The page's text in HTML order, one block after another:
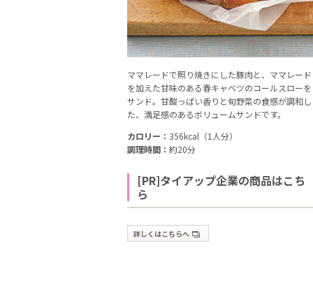
ママレードで照り焼きにした豚肉と、ママレード
を加えた甘味のある春キャベツのコールスローを
サンド。甘酸っぱい香りと旬野菜の食感が調和し
た、満足感のあるボリュームサンドです。
カロリー： 356kcal（1人分）
調理時間： 約20分
[PR]タイアップ企業の商品はこち
ら
詳しくはこちらへ